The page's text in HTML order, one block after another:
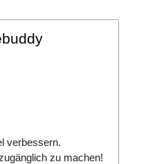
verbessern.
zu machen!